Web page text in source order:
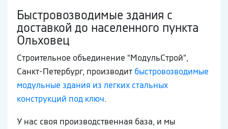
Быстровозводимые здания с
доставкой до населенного пункта
Ольховец
Строительное объединение "МодульСтрой",
Санкт-Петербург, производит быстровозводимые
модульные здания из легких стальных
конструкций под ключ.
У нас своя производственная база, и мы